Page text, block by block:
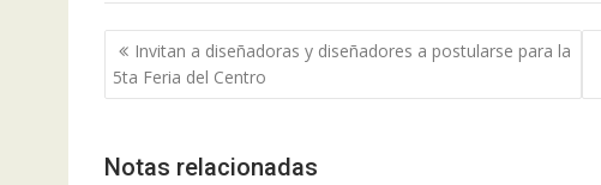
Navegación
de
entradas
Invitan a diseñadoras y diseñadores a postularse para la
5ta Feria del Centro
Notas relacionadas